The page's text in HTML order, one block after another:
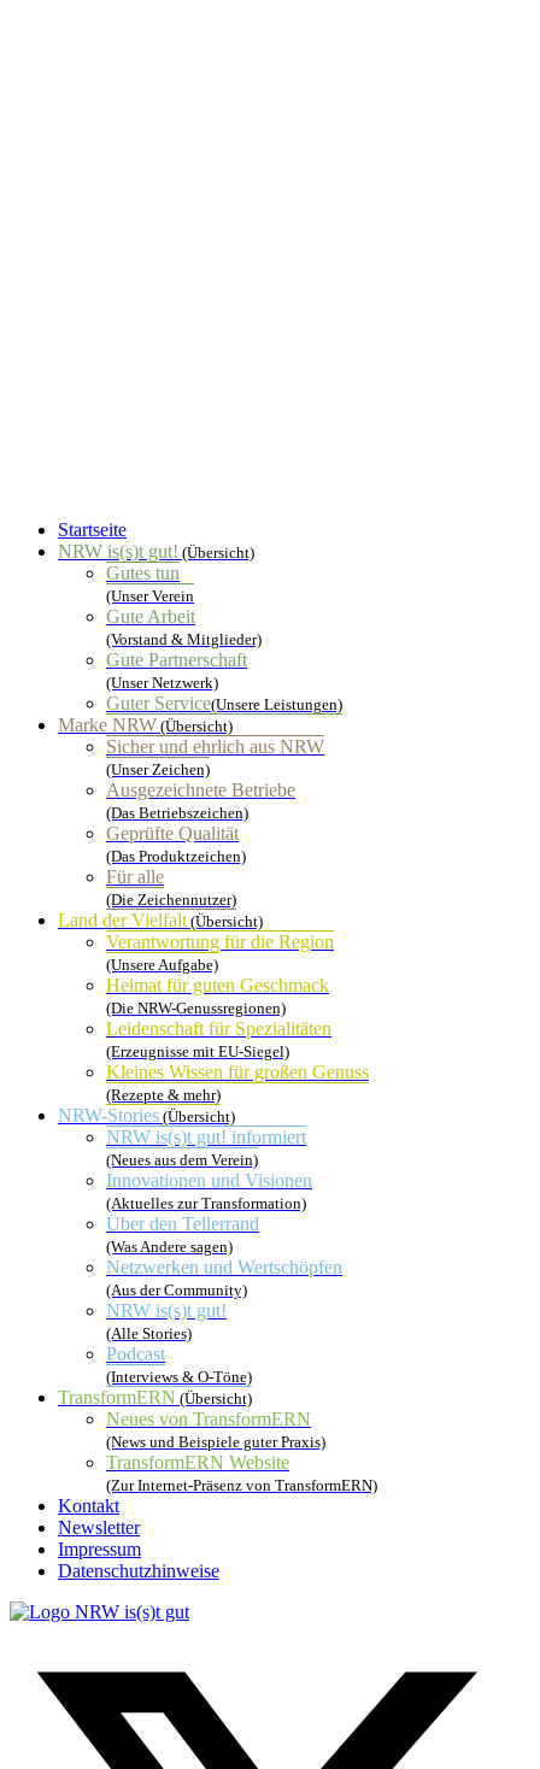
Startseite
NRW is(s)t gut! (Übersicht)
Gutes tun
(Unser Verein
Gute Arbeit
(Vorstand & Mitglieder)
Gute Partnerschaft
(Unser Netzwerk)
Guter Service(Unsere Leistungen)
Marke NRW (Übersicht)
Sicher und ehrlich aus NRW
(Unser Zeichen)
Ausgezeichnete Betriebe
(Das Betriebszeichen)
Geprüfte Qualität
(Das Produktzeichen)
Für alle
(Die Zeichennutzer)
Land der Vielfalt(Übersicht)
Verantwortung für die Region
(Unsere Aufgabe)
Heimat für guten Geschmack
(Die NRW-Genussregionen)
Leidenschaft für Spezialitäten
(Erzeugnisse mit EU-Siegel)
Kleines Wissen für großen Genuss
(Rezepte & mehr)
NRW-Stories (Übersicht)
NRW is(s)t gut! informiert
(Neues aus dem Verein)
Innovationen und Visionen
(Aktuelles zur Transformation)
Über den Tellerrand
(Was Andere sagen)
Netzwerken und Wertschöpfen
(Aus der Community)
NRW is(s)t gut!
(Alle Stories)
Podcast
(Interviews & O-Töne)
TransformERN (Übersicht)
Neues von TransformERN
(News und Beispiele guter Praxis)
TransformERN Website
(Zur Internet-Präsenz von TransformERN)
Kontakt
Newsletter
Impressum
Datenschutzhinweise